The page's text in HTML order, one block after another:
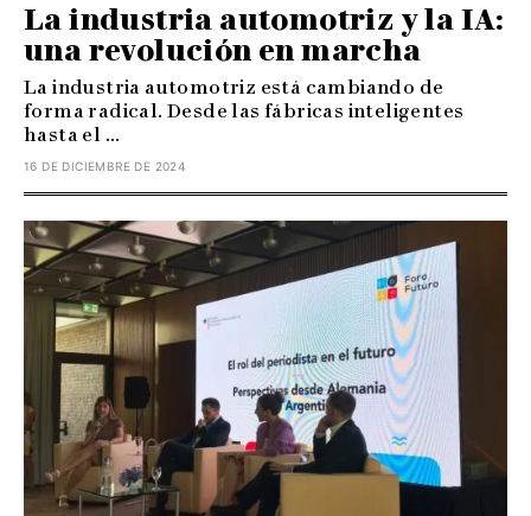
La industria automotriz y la IA:
una revolución en marcha
La industria automotriz está cambiando de
forma radical. Desde las fábricas inteligentes
hasta el ...
16 DE DICIEMBRE DE 2024